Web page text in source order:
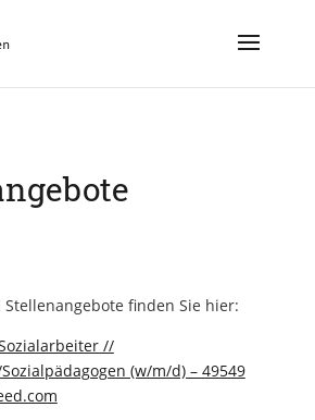
finden Sie hier:
//
(w/m/d) – 49549